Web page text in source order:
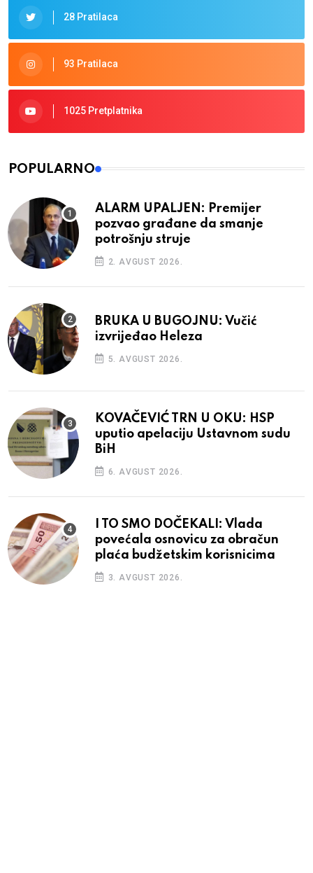
28 Pratilaca
93 Pratilaca
1025 Pretplatnika
POPULARNO
ALARM UPALJEN: Premijer
pozvao građane da smanje
potrošnju struje
2. AVGUST 2026.
BRUKA U BUGOJNU: Vučić
izvrijeđao Heleza
5. AVGUST 2026.
KOVAČEVIĆ TRN U OKU: HSP
uputio apelaciju Ustavnom sudu
BiH
6. AVGUST 2026.
I TO SMO DOČEKALI: Vlada
povećala osnovicu za obračun
plaća budžetskim korisnicima
3. AVGUST 2026.